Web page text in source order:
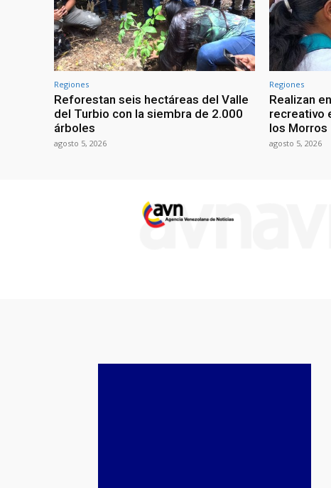
Regiones
Reforestan seis hectáreas del Valle
del Turbio con la siembra de 2.000
árboles
agosto 5, 2026
Regiones
Realizan
recreativo
los Morros
agosto 5, 2026